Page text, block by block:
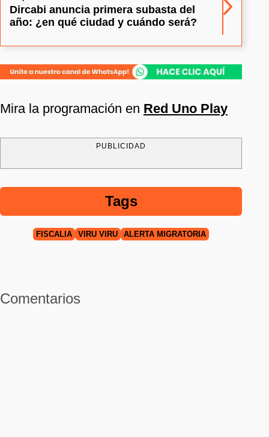
Dircabi anuncia primera subasta del
año: ¿en qué ciudad y cuándo será?
Mira la programación en Red Uno Play
PUBLICIDAD
Tags
FISCALÍA VIRU VIRU ALERTA MIGRATORIA
Comentarios